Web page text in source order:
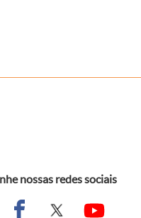
nossas redes sociais